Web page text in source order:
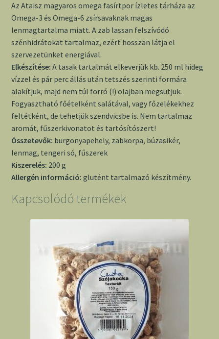
Az Ataisz magyaros omega fasírtpor ízletes tárháza az
Omega-3 és Omega-6 zsírsavaknak magas
lenmagtartalma miatt. A zab lassan felszívódó
szénhidrátokat tartalmaz, ezért hosszan látja el
szervezetünket energiával.
Elkészítése: A tasak tartalmát elkeverjük kb. 250 ml hideg
vízzel és pár perc állás után tetszés szerinti formára
alakítjuk, majd nem túl forró (!) olajban megsütjük.
Fogyasztható főételként salátával, vagy főzelékekhez
feltétként, de tehetjük szendvicsbe is. Nem tartalmaz
aromát, fűszerkivonatot és tartósítószert!
Összetevők: burgonyapehely, zabkorpa, búzasikér,
lenmag, tengeri só, fűszerek
Kiszerelés: 200 g
Allergén információ: glutént tartalmazó készítmény.
Kapcsolódó termékek